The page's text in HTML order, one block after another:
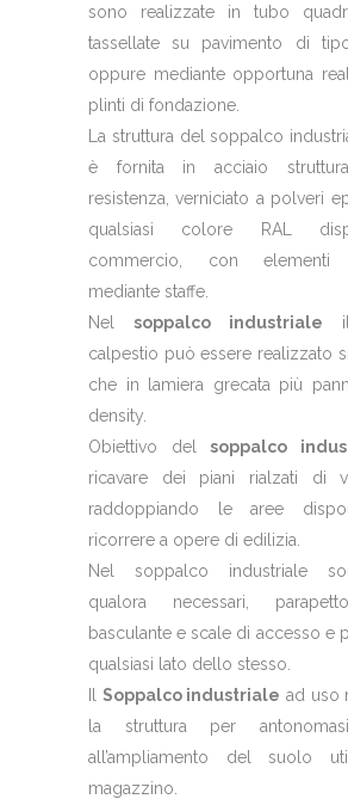
sono realizzate in tubo
tassellate su pavimento di
oppure mediante opportuna
plinti di fondazione.
La struttura del soppalco
è fornita in acciaio
resistenza, verniciato a polveri
qualsiasi colore RAL
commercio, con elementi
mediante staffe.
Nel soppalco industriale il
calpestio può essere realizzato
che in lamiera grecata più
density.
Obiettivo delsoppalco
ricavare dei piani rialzati di
raddoppiando le aree
ricorrere a opere di edilizia.
Nel soppalco industriale
qualora necessari,
basculante e scale di accesso e
qualsiasi lato dello stesso.
Il Soppalco industriale ad uso
la struttura per
all’ampliamento del suolo
magazzino.